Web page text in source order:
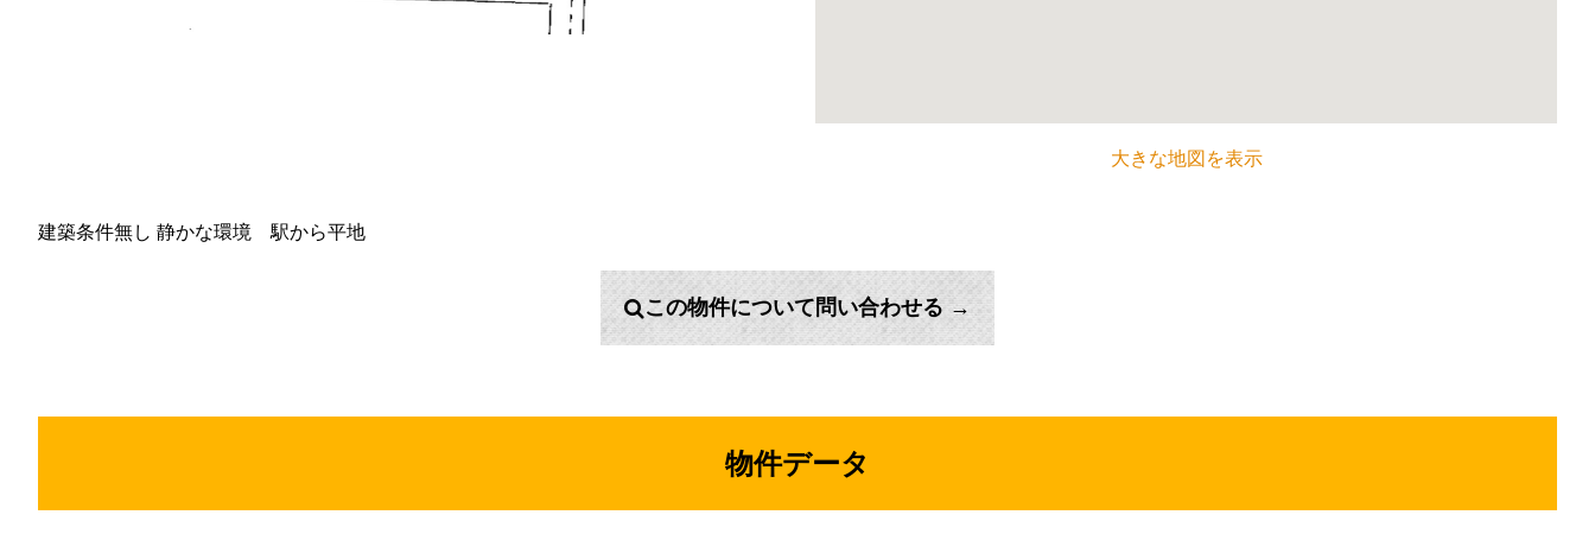
大きな地図を表示
建築条件無し 静かな環境 駅から平地
この物件について問い合わせる →
物件データ